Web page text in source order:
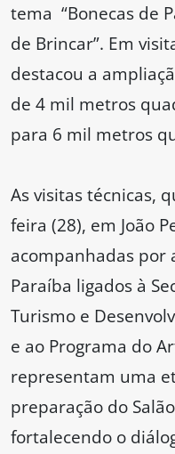
tema “Bonecas de
de Brincar”. Em
destacou a
de 4 mil metros
para 6 mil metros
As visitas técnicas,
feira (28), em João
acompanhadas por
Paraíba ligados à
Turismo e
e ao Programa do
representam uma
preparação do
fortalecendo o